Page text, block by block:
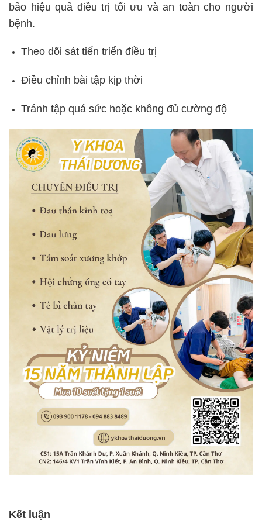
bảo hiệu quả điều trị tối ưu và an toàn cho người
bệnh.
Theo dõi sát tiến triển điều trị
Điều chỉnh bài tập kịp thời
Tránh tập quá sức hoặc không đủ cường độ
Kết luận